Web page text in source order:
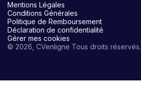
© 2026, CVenligne Tous droits réservés.
Mentions Légales
Conditions Générales
Politique de Remboursement
Déclaration de confidentialité
Gérer mes cookies